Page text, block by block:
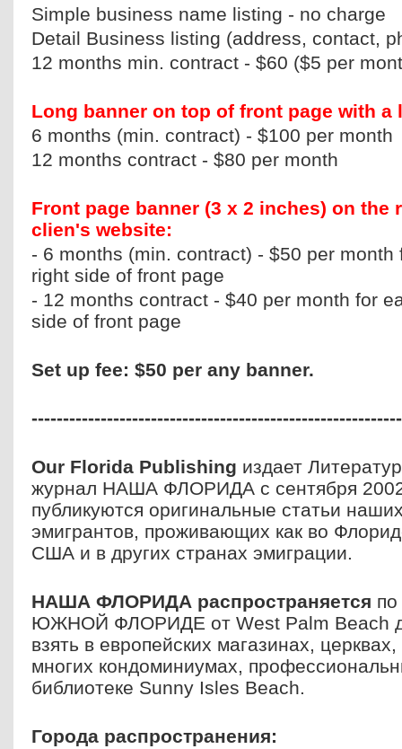
Simple business name listing - no charge
Detail Business listing (address, contact,
12 months min. contract - $60 ($5 per
Long banner on top of front page with
6 months (min. contract) - $100 per
12 months contract - $80 per month
Front page banner (3 x 2 inches) on
clien's website:
- 6 months (min. contract) - $50 per
right side of front page
- 12 months contract - $40 per month for
side of front page
Set up fee: $50 per any banner.
Our Florida Publishing издает
журнал НАША ФЛОРИДА с сентября
публикуются оригинальные статьи
эмигрантов, проживающих как во
США и в других странах эмиграции.
НАША ФЛОРИДА распространяется
ЮЖНОЙ ФЛОРИДЕ от West Palm Beach
взять в европейских магазинах,
многих кондоминиумах,
библиотекe Sunny Isles Beach.
Города распространения: